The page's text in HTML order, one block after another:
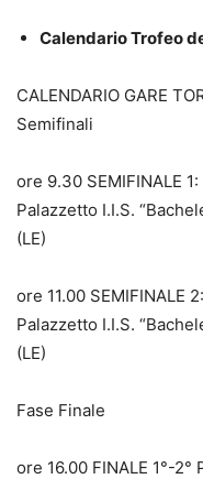
Calendario Trofeo
CALENDARIO GARE
Semifinali
ore 9.30 SEMIFINALE
Palazzetto I.I.S.
(LE)
ore 11.00 SEMIFINALE
Palazzetto I.I.S.
(LE)
Fase Finale
ore 16.00 FINALE 1°-2°